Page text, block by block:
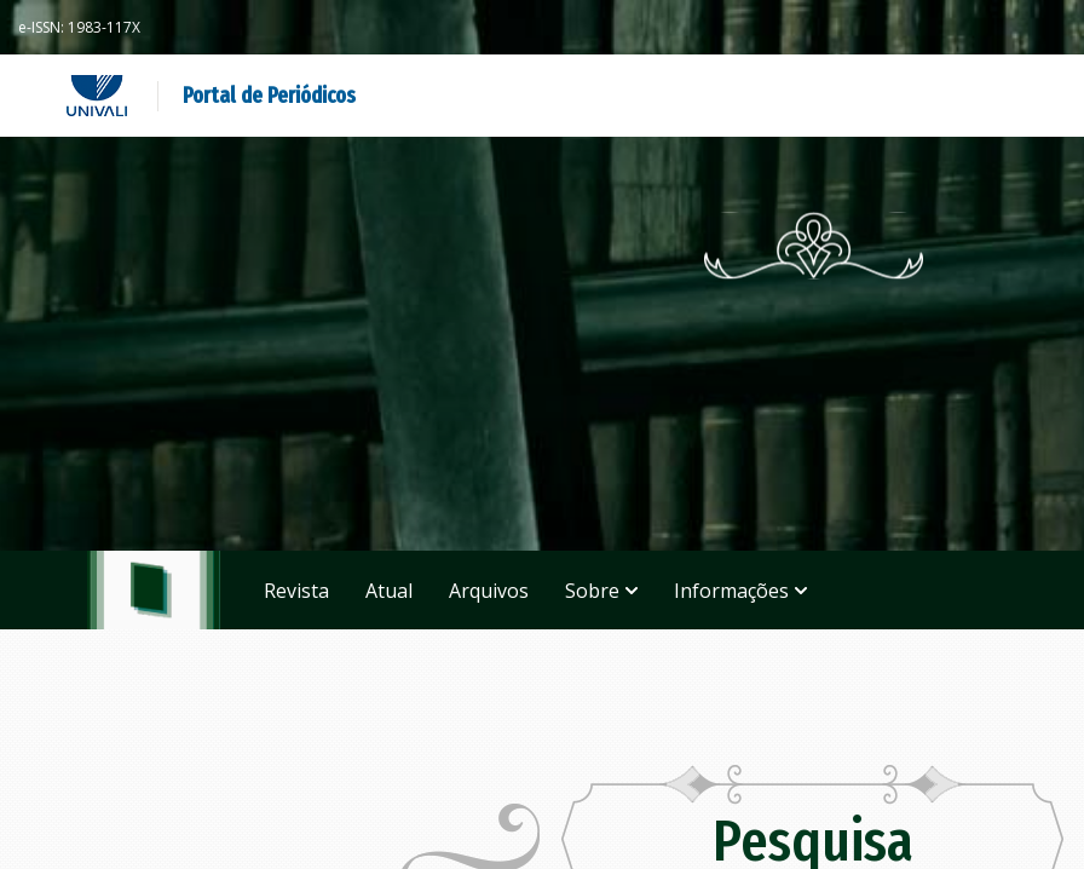
e-ISSN: 1983-117X
Portal de Periódicos
Revista Atual Arquivos Sobre Informações
Pesquisa